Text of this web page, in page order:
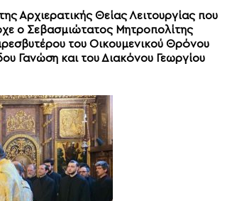
Αρχιερατικής Θείας Λειτουργίας που
ο Σεβασμιώτατος Μητροπολίτης
του Οικουμενικού Θρόνου
Γανώση και του Διακόνου Γεωργίου
Άγιος Ευγένιος ο
Αιτωλός